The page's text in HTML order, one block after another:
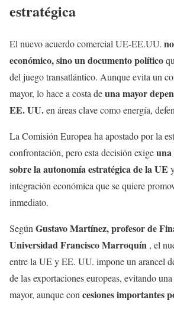
estratégica
El nuevo acuerdo comercial UE-EE.UU.
económico, sino un documento político
del juego transatlántico. Aunque evita un
mayor, lo hace a costa deuna mayor
EE. UU.en áreas clave como energía,
La Comisión Europea ha apostado por la
confrontación, pero esta decisión exige
sobre la autonomía estratégica de la UE
integración económica que se quiere
inmediato.
SegúnGustavo Martínez, profesor de
Universidad Francisco Marroquín , el
entre la UE y EE. UU. impone un arancel
de las exportaciones europeas, evitando
mayor, aunque concesiones importantes